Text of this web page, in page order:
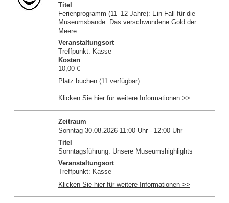
Titel
Ferienprogramm (11–12 Jahre): Ein Fall für die
Museumsbande: Das verschwundene Gold der
Meere
Veranstaltungsort
Treffpunkt: Kasse
Kosten
10,00 €
Platz buchen (11 verfügbar)
Klicken Sie hier für weitere Informationen >>
Zeitraum
Sonntag 30.08.2026 11:00 Uhr - 12:00 Uhr
Titel
Sonntagsführung: Unsere Museumshighlights
Veranstaltungsort
Treffpunkt: Kasse
Klicken Sie hier für weitere Informationen >>